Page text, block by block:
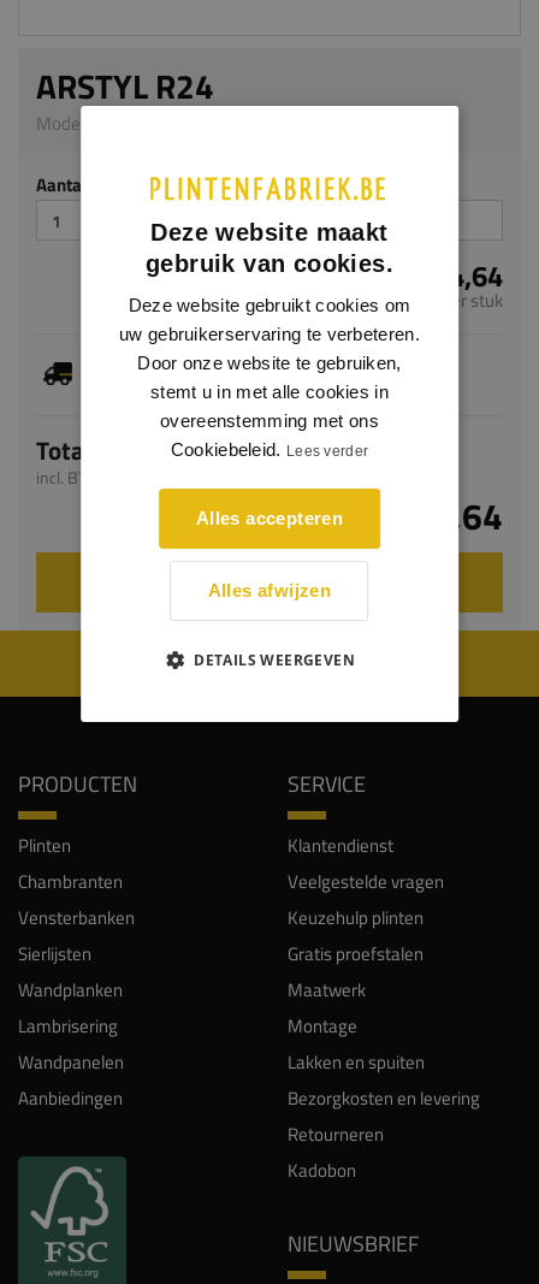
ARSTYL R24
Model AS51 | 35 x 770 mm | PU
Aantal stuks
€ 104,64
per stuk
Dit artikel is voorradig, de verwachte levertijd
bedraagt 1-3 werkdagen
Totaal
incl. BTW
€ 104,64
VOEG TOE AAN WINKELWAGEN
WIJ WORDEN BEOORDEELD MET EEN 8.8
PRODUCTEN
Plinten
Chambranten
Vensterbanken
Sierlijsten
Wandplanken
Lambrisering
Wandpanelen
Aanbiedingen
SERVICE
Klantendienst
Veelgestelde vragen
Keuzehulp plinten
Gratis proefstalen
Maatwerk
Montage
Lakken en spuiten
Bezorgkosten en levering
Retourneren
Kadobon
NIEUWSBRIEF
Deze website maakt
gebruik van cookies.
Deze website gebruikt cookies om
uw gebruikerservaring te verbeteren.
Door onze website te gebruiken,
stemt u in met alle cookies in
overeenstemming met ons
Cookiebeleid. Lees verder
Alles accepteren
Alles afwijzen
DETAILS WEERGEVEN